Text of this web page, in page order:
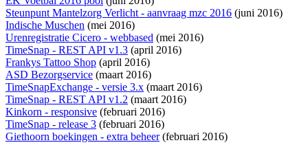
Steunpunt Mantelzorg Verlicht - aanvraag mzc 2016 (juni 2016)
Indische Muschen (mei 2016)
Urenregistratie Cicero - webbased (mei 2016)
TimeSnap - REST API v1.3 (april 2016)
Frankys Tattoo Shop (april 2016)
ASD Bezorgservice (maart 2016)
TimeSnapExchange - versie 3.x (maart 2016)
TimeSnap - REST API v1.2 (maart 2016)
Kinkorn - responsive (februari 2016)
TimeSnap - release 3 (februari 2016)
Giethoorn boekingen - extra beheer(februari 2016)